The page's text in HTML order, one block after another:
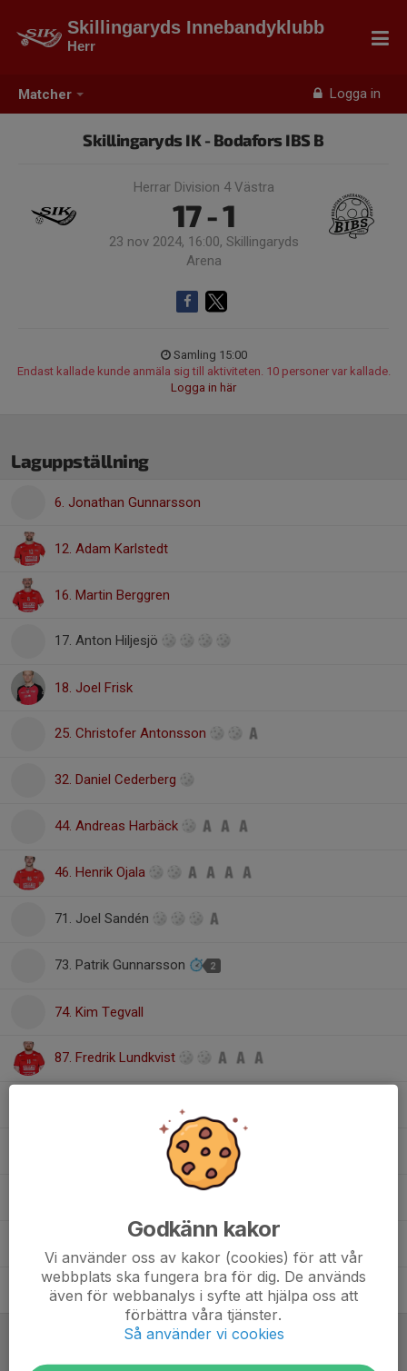
Matcher Logga in
Skillingaryds Innebandyklubb
Herr
Skillingaryds IK - Bodafors IBS B
Herrar Division 4 Västra
17 - 1
23 nov 2024, 16:00, Skillingaryds
Arena
Samling 15:00
Endast kallade kunde anmäla sig till aktiviteten. 10 personer var kallade.
Logga in här
Laguppställning
6. Jonathan Gunnarsson
12. Adam Karlstedt
16. Martin Berggren
17. Anton Hiljesjö
18. Joel Frisk
25. Christofer Antonsson
32. Daniel Cederberg
44. Andreas Harbäck
46. Henrik Ojala
71. Joel Sandén
73. Patrik Gunnarsson 2
74. Kim Tegvall
87. Fredrik Lundkvist
Oscar Lönnblad
Referat
Godkänn kakor
Vi använder oss av kakor (cookies) för att vår
webbplats ska fungera bra för dig. De används
även för webbanalys i syfte att hjälpa oss att
förbättra våra tjänster.
Så använder vi cookies